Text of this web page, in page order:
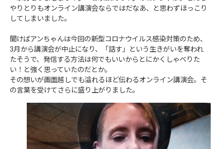
やりとりもオンライン講演会ならではだなあ、と思わずほっこり
してしまいました。
聞けばアンちゃんは今回の新型コロナウイルス感染対策のため、
3月から講演会が中止になり、「話す」という生きがいを奪われ
たそうで、発信する方法は何でもいいからとにかくしゃべりた
い！と強く思っていたのだとか。
その想いが画面越しでも溢れるほど伝わるオンライン講演会。そ
の言葉を受けてさらに盛り上がりました。